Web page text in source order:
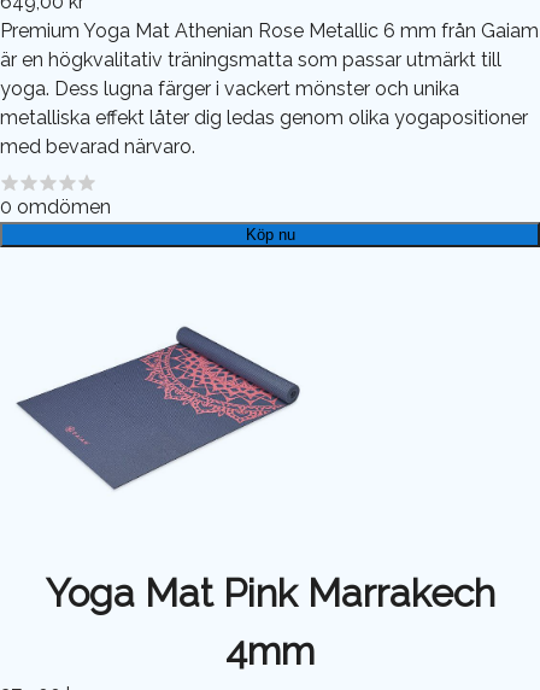
Premium Yoga Mat Athenian Rose Metallic 6 mm från Gaiam
är en högkvalitativ träningsmatta som passar utmärkt till
yoga. Dess lugna färger i vackert mönster och unika
metalliska effekt låter dig ledas genom olika yogapositioner
med bevarad närvaro.
0 omdömen
Köp nu
Yoga Mat Pink Marrakech
4mm